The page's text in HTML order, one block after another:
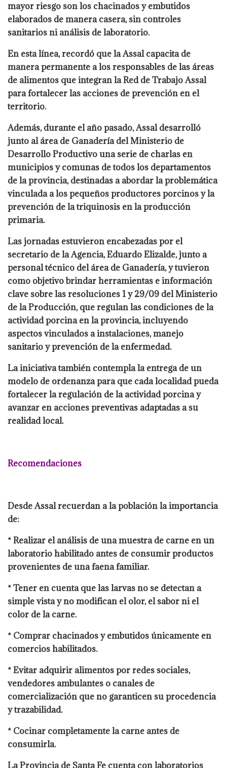
mayor riesgo son los chacinados y embutidos
elaborados de manera casera, sin controles
sanitarios ni análisis de laboratorio.
En esta línea, recordó que la Assal capacita de
manera permanente a los responsables de las áreas
de alimentos que integran la Red de Trabajo Assal
para fortalecer las acciones de prevención en el
territorio.
Además, durante el año pasado, Assal desarrolló
junto al área de Ganadería del Ministerio de
Desarrollo Productivo una serie de charlas en
municipios y comunas de todos los departamentos
de la provincia, destinadas a abordar la problemática
vinculada a los pequeños productores porcinos y la
prevención de la triquinosis en la producción
primaria.
Las jornadas estuvieron encabezadas por el
secretario de la Agencia, Eduardo Elizalde, junto a
personal técnico del área de Ganadería, y tuvieron
como objetivo brindar herramientas e información
clave sobre las resoluciones 1 y 29/09 del Ministerio
de la Producción, que regulan las condiciones de la
actividad porcina en la provincia, incluyendo
aspectos vinculados a instalaciones, manejo
sanitario y prevención de la enfermedad.
La iniciativa también contempla la entrega de un
modelo de ordenanza para que cada localidad pueda
fortalecer la regulación de la actividad porcina y
avanzar en acciones preventivas adaptadas a su
realidad local.
Recomendaciones
Desde Assal recuerdan a la población la importancia
de:
* Realizar el análisis de una muestra de carne en un
laboratorio habilitado antes de consumir productos
provenientes de una faena familiar.
* Tener en cuenta que las larvas no se detectan a
simple vista y no modifican el olor, el sabor ni el
color de la carne.
* Comprar chacinados y embutidos únicamente en
comercios habilitados.
* Evitar adquirir alimentos por redes sociales,
vendedores ambulantes o canales de
comercialización que no garanticen su procedencia
y trazabilidad.
* Cocinar completamente la carne antes de
consumirla.
La Provincia de Santa Fe cuenta con laboratorios